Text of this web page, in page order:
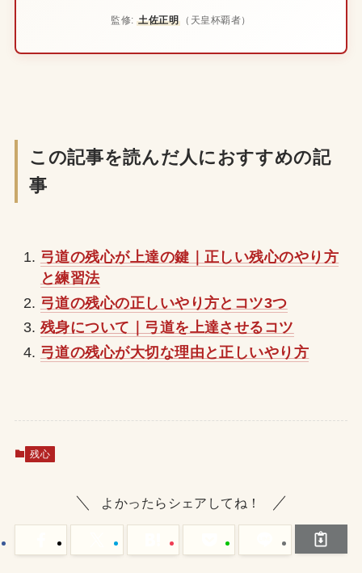
監修:土佐正明 （天皇杯覇者）
この記事を読んだ人におすすめの記
事
弓道の残心が上達の鍵｜正しい残心のやり方
と練習法
弓道の残心の正しいやり方とコツ3つ
残身について｜弓道を上達させるコツ
弓道の残心が大切な理由と正しいやり方
残心
よかったらシェアしてね！